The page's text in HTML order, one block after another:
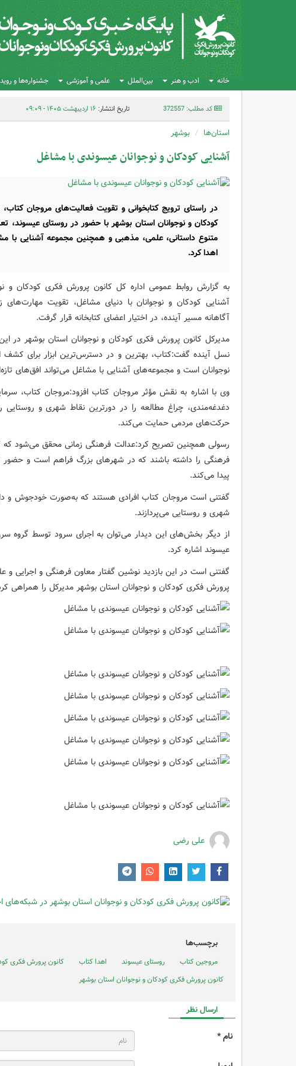
خانه ادب و هنر بین‌الملل علمی و آموزشی جشنواره‌ها و
کد مطلب: 372557 تاریخ انتشار:۱۶ اردیبهشت ۱۴۰۵ - ۰۹:۰۹
استان‌ها بوشهر
آشنایی کودکان و نوجوانان عیسوندی با مشاغل
در راستای ترویج کتابخوانی و تقویت فعالیت‌های مروجان
متنوع داستانی، علمی، مذهبی و همچنین مجموعه آشنایی با
اهدا کرد.
به گزارش روابط عمومی اداره کل کانون پرورش فکری کودکان و
آشنایی کودکان و نوجوانان با دنیای مشاغل، تقویت مهارت‌های
آگاهانه مسیر آینده، در اختیار اعضای کتابخانه قرار گرفت.
مدیرکل کانون پرورش فکری کودکان و نوجوانان استان بوشهر در
نسل آینده گفت:کتاب، بهترین و در دسترس‌ترین ابزار برای
نوجوانان است و مجموعه‌های آشنایی با مشاغل می‌تواند افق‌های
وی با اشاره به نقش مؤثر مروجان کتاب افزود:مروجان کتاب،
دغدغه‌مندی، چراغ مطالعه را در دورترین نقاط شهری و روستایی
حرکت‌های مردمی حمایت می‌کند.
رسولی همچنین تصریح کرد:عدالت فرهنگی زمانی محقق می‌شود
فرهنگی را داشته باشند که در شهرهای بزرگ فراهم است و حضور
پیدا می‌کند.
گفتنی است مروجان کتاب افرادی هستند که به‌صورت خودجوش و
شهری و روستایی می‌پردازند.
از دیگر بخش‌های این دیدار می‌توان به اجرای سرود توسط گروه
عیسوند اشاره کرد.
گفتنی است در این بازدید نوشین گفتار معاون فرهنگی و اجرایی
پرورش فکری کودکان و نوجوانان استان بوشهر مدیرکل را همراهی
علی رضی
برچسب‌ها
مروجین کتاب روستای عیسوند اهدا کتاب
کانون پرورش فکری
کانون پرورش فکری کودکان و نوجوانان استان بوشهر
ارسال نظر
نام *